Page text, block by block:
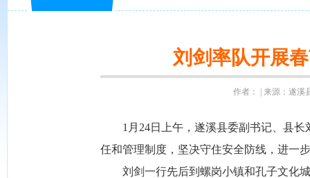
刘剑率队开展
作者： | 来源：遂溪
1月24日上午，遂溪县委副书记、县长
任和管理制度，坚决守住安全防线，进一
刘剑一行先后到螺岗小镇和孔子文化城